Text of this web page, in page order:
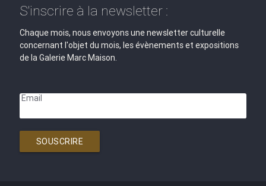
S'inscrire à la newsletter :
Chaque mois, nous envoyons une newsletter culturelle
concernant l'objet du mois, les évènements et expositions
de la Galerie Marc Maison.
Email
SOUSCRIRE